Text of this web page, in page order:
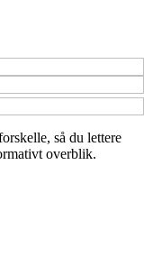
så du lettere
overblik.